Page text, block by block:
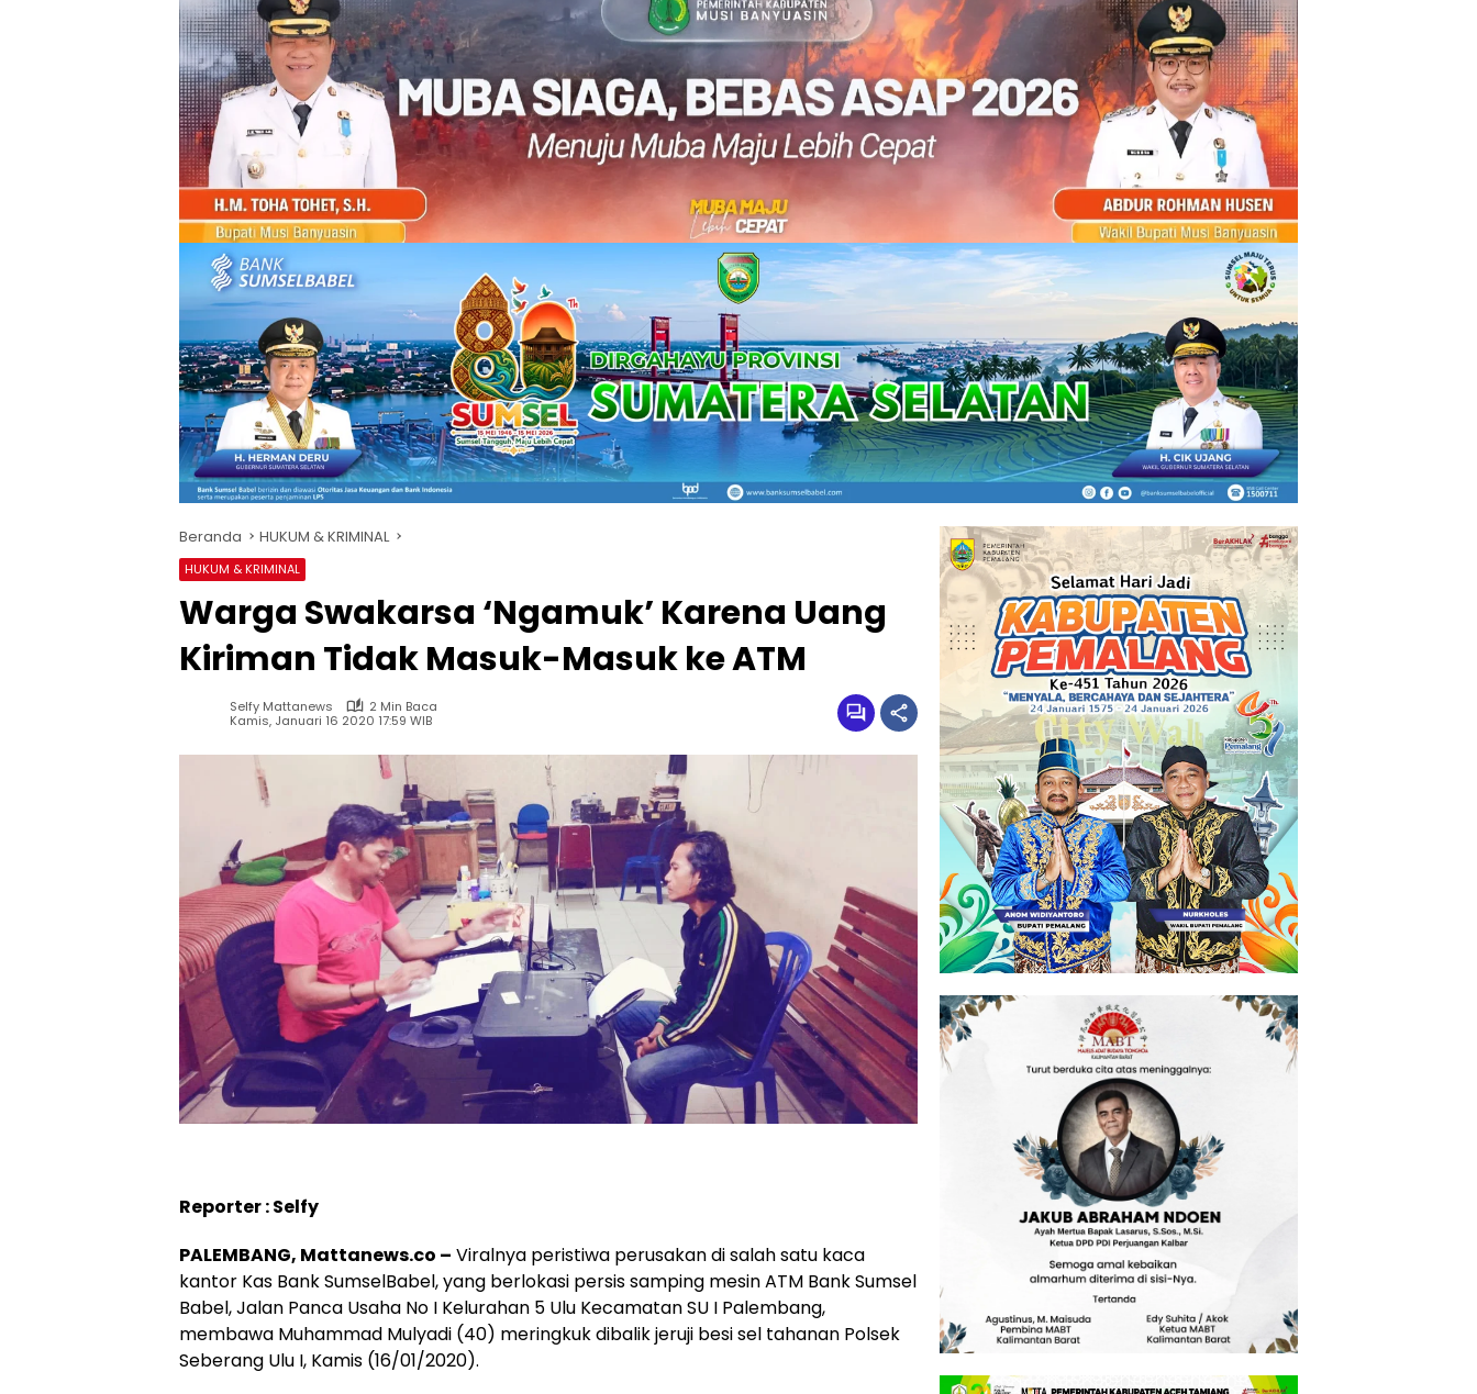
Beranda HUKUM & KRIMINAL
HUKUM & KRIMINAL
Warga Swakarsa ‘Ngamuk’ Karena Uang
Kiriman Tidak Masuk-Masuk ke ATM
Selfy Mattanews
2 Min Baca
Kamis, Januari 16 2020 17:59 WIB
Reporter : Selfy
PALEMBANG, Mattanews.co – Viralnya peristiwa perusakan di salah satu kaca
kantor Kas Bank SumselBabel, yang berlokasi persis samping mesin ATM Bank Sumsel
Babel, Jalan Panca Usaha No I Kelurahan 5 Ulu Kecamatan SU I Palembang,
membawa Muhammad Mulyadi (40) meringkuk dibalik jeruji besi sel tahanan Polsek
Seberang Ulu I, Kamis (16/01/2020).